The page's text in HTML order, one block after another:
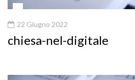
22 Giugno 2022
chiesa-nel-digitale